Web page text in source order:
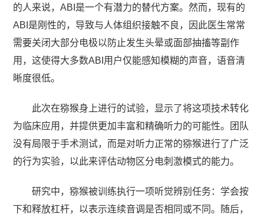
的人来说，ABI是一个有潜力的替代方案。然而，现有的
ABI是刚性的，导致与人体组织接触不良，因此医生常常
需要关闭大部分电极以防止发生头晕或面部抽搐等副作
用，这使得大多数ABI用户仅能感知模糊的声音，语音清
晰度很低。
此次在猕猴身上进行的试验，显示了将这项技术转化
为临床应用，并提供更加丰富和精确听力的可能性。团队
没有局限于手术测试，而是对听力正常的猕猴进行了广泛
的行为实验，以此来评估动物区分电刺激模式的能力。
研究中，猕猴被训练执行一项听觉辨别任务：学会按
下和释放杠杆，以表示连续音调是否相同或不同。随后，